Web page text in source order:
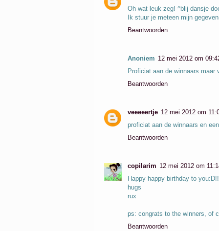
Oh wat leuk zeg! ^blij dansje
Ik stuur je meteen mijn
Beantwoorden
Anoniem 12 mei 2012 om
Proficiat aan de winnaars
Beantwoorden
veeeeertje 12 mei 2012 om
proficiat aan de winnaars en
Beantwoorden
copilarim 12 mei 2012 om
Happy happy birthday to
hugs
rux
ps: congrats to the winners, of
Beantwoorden